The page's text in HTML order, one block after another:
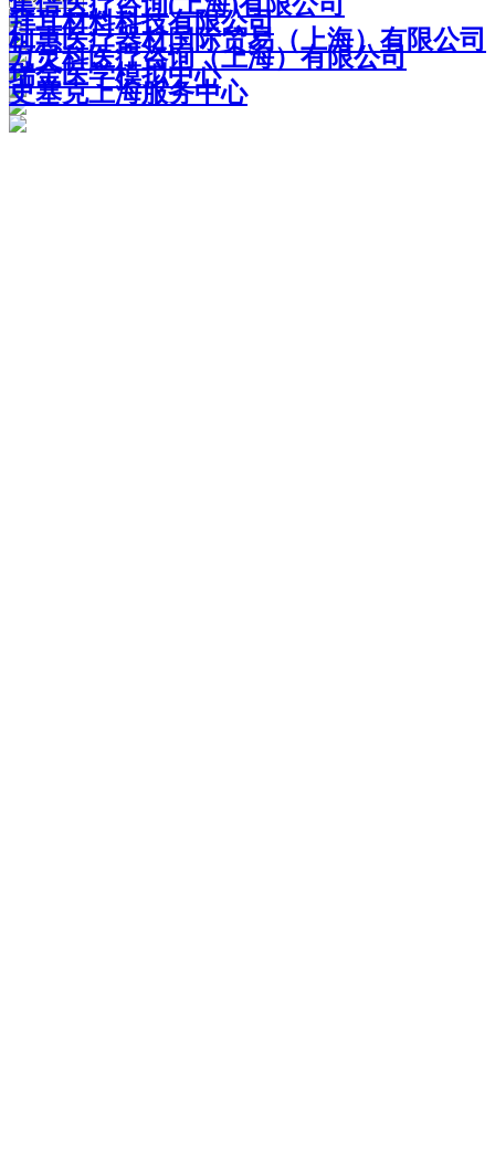
拜耳材料科技有限公司
柯惠医疗器材国际贸易（上海）有限公司
万灵科医疗咨询（上海）有限公司
瑞金医学模拟中心
史塞克上海服务中心